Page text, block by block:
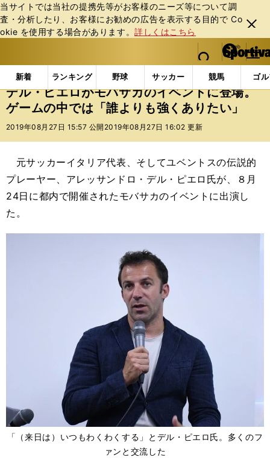
当サイトでは当社の提携先等がお客様のニーズ等について調
査・分析したり、お客様にお勧めの広告を表⽰する⽬的で Co
okie を使⽤する場合があります。詳しくはこちら
閉じ
る
web Sportiva (webスポルティーバ)
検索
マイペ
ー
ジ
メニュ
新着 ランキング 野球 サッカー 競馬 ゴ
b
ス
ポ
ル
バ
インフォメーション ニュース デル・ピエロがモバ
デル・ピエロがモバサカのイベントに登場。
ゲームの中では「誰よりも強くありたい」
2019年08月27日 15:57 公開 2019年08月27日 16:02 更新
元サッカーイタリア代表、そしてユベントスの伝説的
プレーヤー、アレッサンドロ・デル・ピエロ氏が、８月
24日に都内で開催されたモバサカのイベントに出演し
た。
「（来日は）いつもわくわくする」とデル・ピエロ氏。多くのフ
ァンと交流した